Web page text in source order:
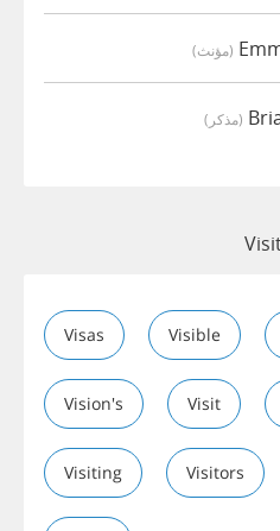
(مؤنث)
(مذكر)
Visas Visible
Vision's Visit
Visiting Visitors